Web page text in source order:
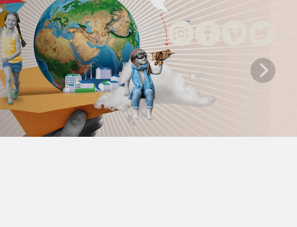
SÍGUENOS
EN
InstagramFacebook